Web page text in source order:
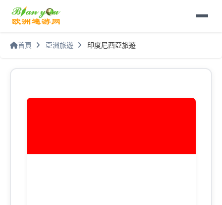
首頁 亞洲旅遊 印度尼西亞旅遊